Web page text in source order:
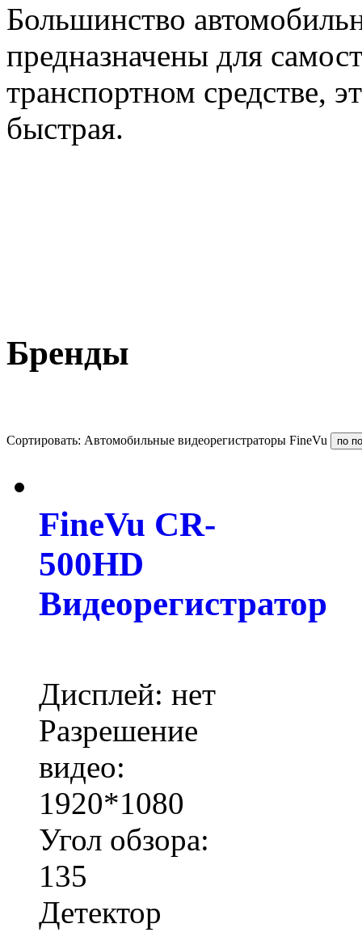
Большинство
предназначены для
транспортном средстве,
быстрая.
Бренды
Сортировать: Автомобильные видеорегистраторы FineVu
FineVu CR-
500HD
Видеорегистратор
Дисплей: нет
Разрешение
видео:
1920*1080
Угол обзора:
135
Детектор